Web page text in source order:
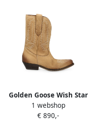
Golden Goose Wish Star
embroidered leather boots
Beige
1 webshop
€ 890,-